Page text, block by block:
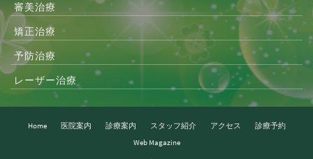
審美治療
矯正治療
予防治療
レーザー治療
Home 医院案内 診療案内 スタッフ紹介 アクセス
診療予約
Web Magazine